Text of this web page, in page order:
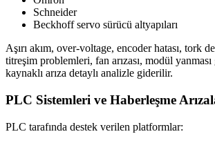
Schneider
Beckhoff servo sürücü altyapıları
Aşırı akım, over-voltage, encoder hatası, tork
titreşim problemleri, fan arızası, modül
kaynaklı arıza detaylı analizle giderilir.
PLC Sistemleri ve Haberleşme
PLC tarafında destek verilen platformlar: